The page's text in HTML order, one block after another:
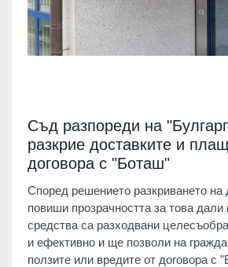
Съд разпореди на
разкрие доставките и
договора с "Боташ"
Според решението разкриването на
повиши прозрачността за това дали
средства са разходвани
и ефективно и ще позволи на
ползите или вредите от договора с